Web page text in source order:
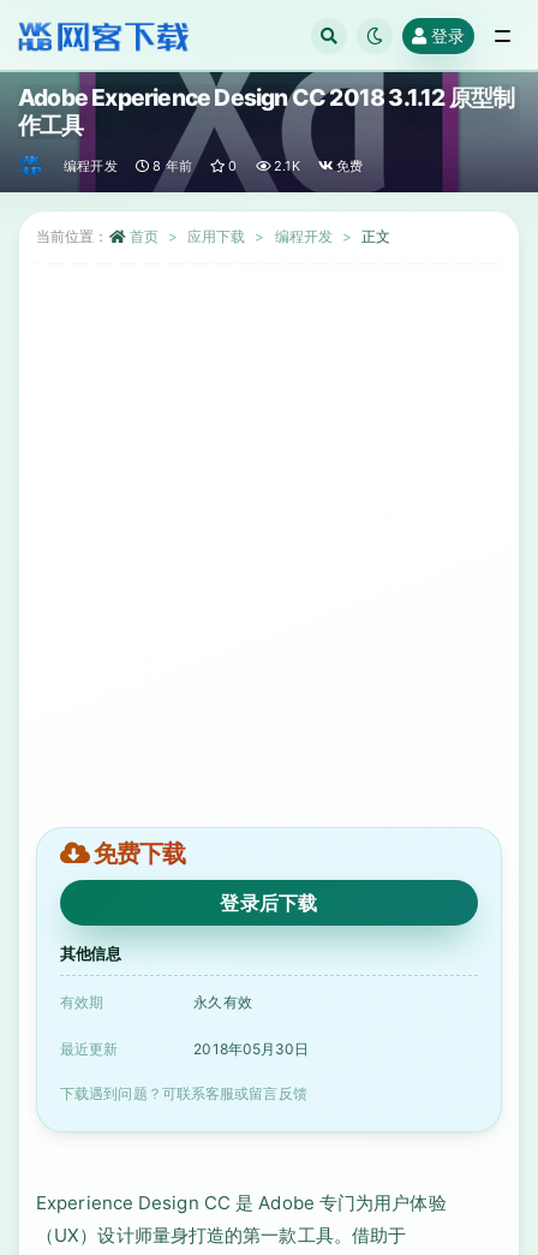
登录
Adobe Experience Design CC 2018 3.1.12 原型制
作工具
编程开发 8 年前 0 2.1K 免费
当前位置： 首页 应用下载 编程开发 正文
免费下载
登录后下载
其他信息
有效期 永久有效
最近更新 2018年05月30日
下载遇到问题？可联系客服或留言反馈
Experience Design CC 是 Adobe 专门为用户体验
（UX）设计师量身打造的第一款工具。借助于
全部